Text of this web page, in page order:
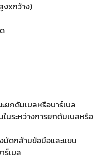
งxกว้าง)
ยกดัมเบลหรือบาร์เบล
นระหว่างการยกดัมเบลหรือ
มัดกล้ามข้อมือและแขน
ร์เบล